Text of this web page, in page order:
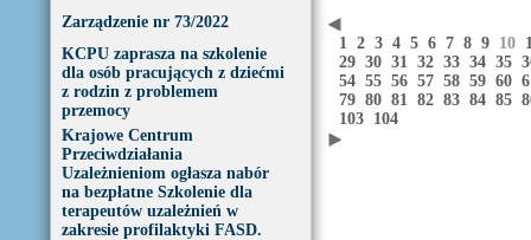
Zarządzenie nr 73/2022
KCPU zaprasza na szkolenie
dla osób pracujących z dziećmi
z rodzin z problemem
przemocy
Krajowe Centrum
Przeciwdziałania
Uzależnieniom ogłasza nabór
na bezpłatne Szkolenie dla
terapeutów uzależnień w
zakresie profilaktyki FASD.
1 2 3 4 5 6 7 8 9 10
29 30 31 32 33 34 35
54 55 56 57 58 59 60
79 80 81 82 83 84 85
103 104